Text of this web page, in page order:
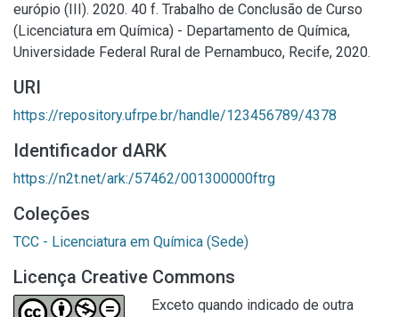
európio (III). 2020. 40 f. Trabalho de Conclusão de Curso
(Licenciatura em Química) - Departamento de Química,
Universidade Federal Rural de Pernambuco, Recife, 2020.
URI
https://repository.ufrpe.br/handle/123456789/4378
Identificador dARK
https://n2t.net/ark:/57462/001300000ftrg
Coleções
TCC - Licenciatura em Química (Sede)
Licença Creative Commons
Exceto quando indicado de outra